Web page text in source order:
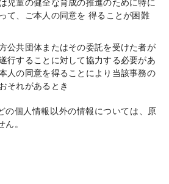
て、ご本人の同意を 得ることが困難
公共団体またはその委託を受けた者が
行することに対して協力する必要があ
人の同意を得ることにより当該事務の
それがあるとき
の個人情報以外の情報については、原
。